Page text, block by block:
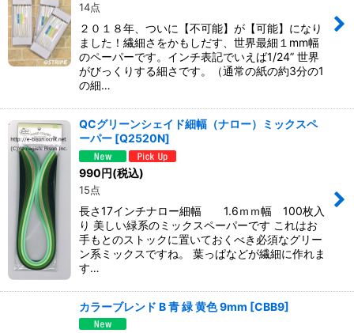
14点
２０１８年、ついに【不可能】が【可能】になり
ました！繊細さをかもしだす、世界最細１mm幅
のペーパーです。インチ表記でいえば1/24” 世界
がびっくりする細さです。（通常の紙の約3分の1
の細…
QCグリーンシェイド細幅（ナロー）ミックスペ
ーパー [Q2520N]
990円(税込)
15点
長さ17インチナロー細幅 1.6ｍｍ幅 100枚入
り 美しい緑系のミックスペーパーです これはお
手もとのストックに置いておくべき必須なグリー
ン系ミックスですね。 葉っぱなどが繊細に作れま
す…
カラーブレンド B 青 緑 黄色 9mm [CBB9]